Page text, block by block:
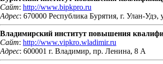
Сайт: http://www.bipkpro.ru
Адрес: 670000 Республика Бурятия, г. Улан-Удэ,
Владимирский институт повышения
Сайт: http://www.vipkro.wladimir.ru
Адрес: 600001 г. Владимир, пр. Ленина, 8 А